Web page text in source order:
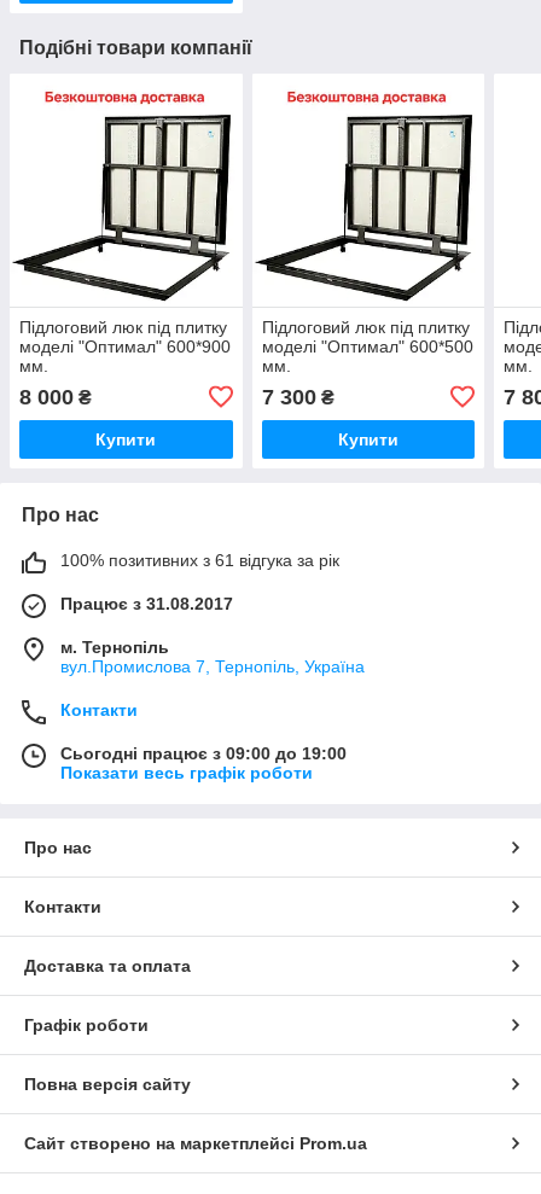
Подібні товари компанії
Підлоговий люк під плитку
моделі "Оптимал" 600*900
мм.
8 000 ₴
Купити
Підлоговий люк під плитку
моделі "Оптимал" 600*500
мм.
7 300₴
Купити
мм.
7
Про нас
100% позитивних з 61 відгука за рік
Працює з 31.08.2017
м. Тернопіль
вул.Промислова 7, Тернопіль, Україна
Контакти
Сьогодні працює з 09:00 до 19:00
Показати весь графік роботи
Про нас
Контакти
Доставка та оплата
Графік роботи
Повна версія сайту
Сайт створено на маркетплейсі Prom.ua